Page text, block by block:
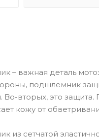
– важная деталь
подшлемник
Во-вторых, это
кожу от
из сетчатой